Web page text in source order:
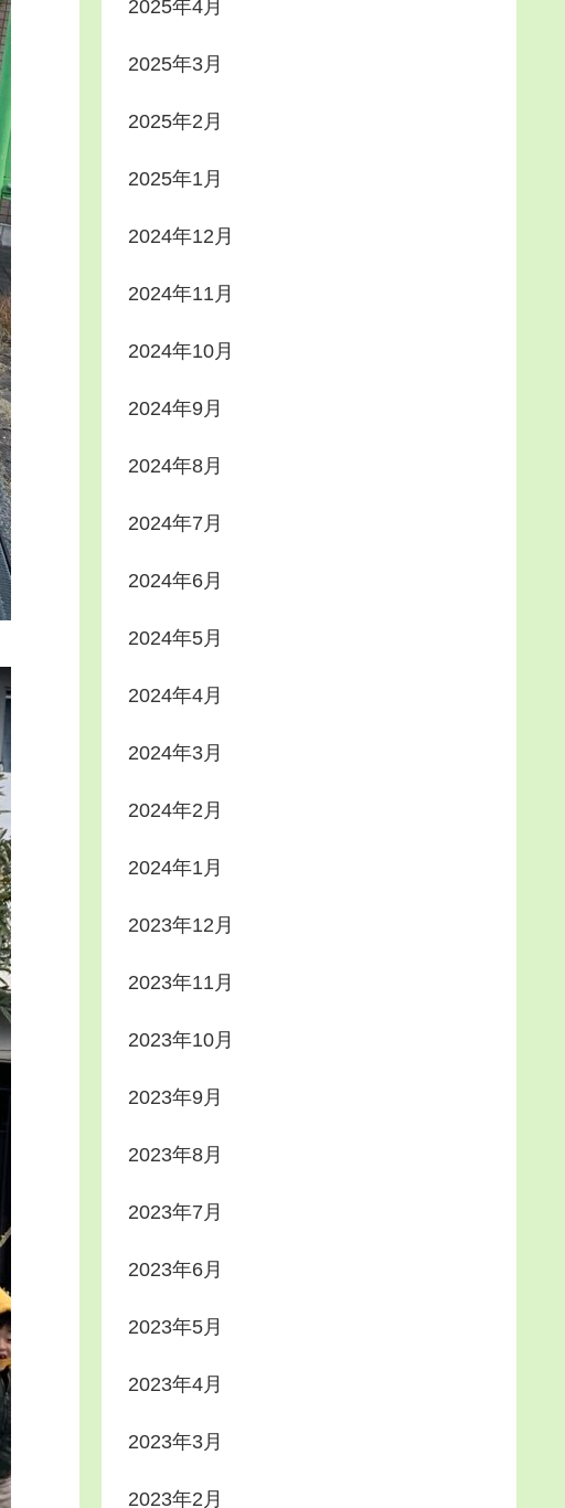
2025年4月
2025年3月
2025年2月
2025年1月
2024年12月
2024年11月
2024年10月
2024年9月
2024年8月
2024年7月
2024年6月
2024年5月
2024年4月
2024年3月
2024年2月
2024年1月
2023年12月
2023年11月
2023年10月
2023年9月
2023年8月
2023年7月
2023年6月
2023年5月
2023年4月
2023年3月
2023年2月